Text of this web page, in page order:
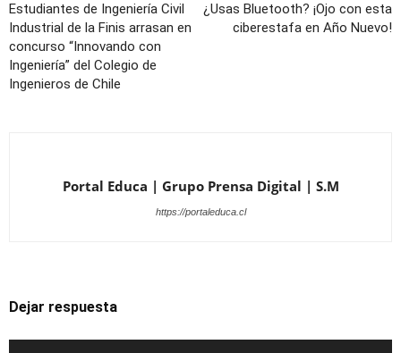
Estudiantes de Ingeniería Civil
Industrial de la Finis arrasan en
concurso “Innovando con
Ingeniería” del Colegio de
Ingenieros de Chile
¿Usas Bluetooth? ¡Ojo con esta
ciberestafa en Año Nuevo!
Portal Educa | Grupo Prensa Digital | S.M
https://portaleduca.cl
Dejar respuesta